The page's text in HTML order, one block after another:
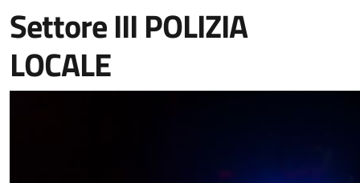
Settore III POLIZIA
LOCALE